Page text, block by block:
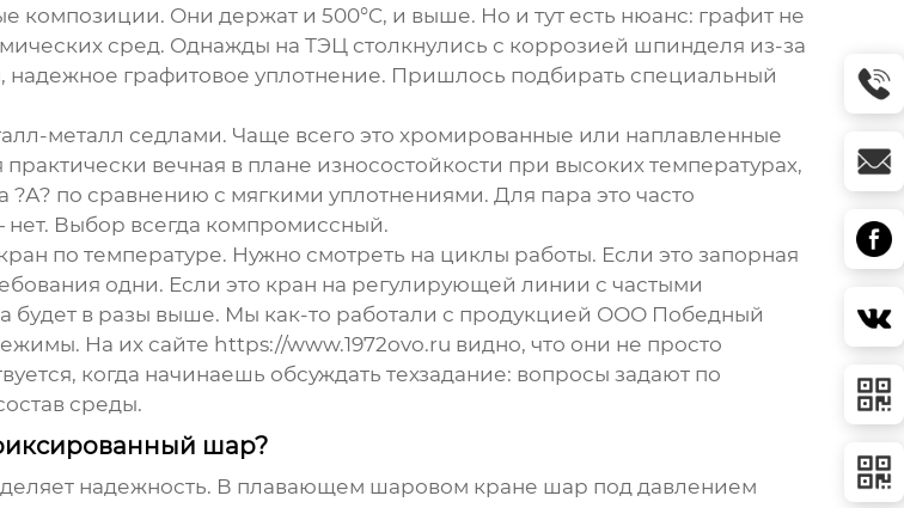
композиции. Они держат и 500°C, и выше. Но и тут есть нюанс: графит не
сред. Однажды на ТЭЦ столкнулись с коррозией шпинделя из-за
надежное графитовое уплотнение. Пришлось подбирать специальный
металл седлами. Чаще всего это хромированные или наплавленные
вечная в плане износостойкости при высоких температурах,
?А? по сравнению с мягкими уплотнениями. Для пара это часто
нет. Выбор всегда компромиссный.
по температуре. Нужно смотреть на циклы работы. Если это запорная
одни. Если это кран на регулирующей линии с частыми
в разы выше. Мы как-то работали с продукцией ООО Победный
На их сайте https://www.1972ovo.ru видно, что они не просто
когда начинаешь обсуждать техзадание: вопросы задают по
среды.
шар?
надежность. В плавающем шаровом кране шар под давлением